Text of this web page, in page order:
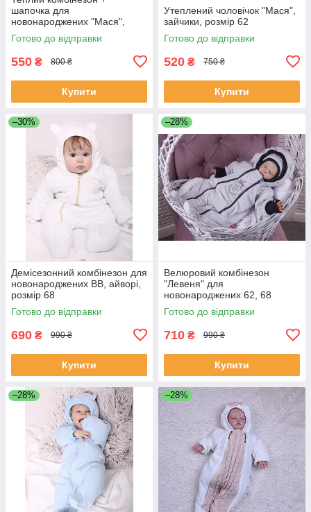
шапочка для
новонароджених "Мася",
машинки 68 розмір
Готово до відправки
550 ₴ 800 ₴
Купити
Утеплений чоловічок "Мася",
зайчики, розмір 62
Готово до відправки
520 ₴ 750 ₴
Купити
–30%
Демісезонний комбінезон для
новонароджених BB, айворі,
розмір 68
Готово до відправки
690 ₴ 990 ₴
Купити
–28%
Велюровий комбінезон
"Левеня" для
новонароджених 62, 68
розмір, сірий
Готово до відправки
710 ₴ 990 ₴
Купити
–28% –28%